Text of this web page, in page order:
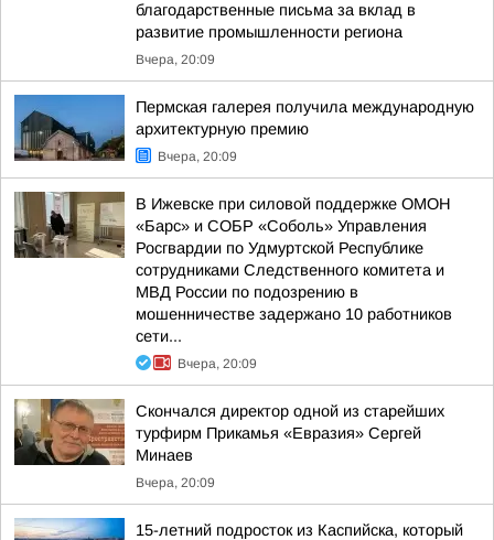
благодарственные письма за вклад в
развитие промышленности региона
Вчера, 20:09
Пермская галерея получила международную
архитектурную премию
Вчера, 20:09
В Ижевске при силовой поддержке ОМОН
«Барс» и СОБР «Соболь» Управления
Росгвардии по Удмуртской Республике
сотрудниками Следственного комитета и
МВД России по подозрению в
мошенничестве задержано 10 работников
сети...
Вчера, 20:09
Скончался директор одной из старейших
турфирм Прикамья «Евразия» Сергей
Минаев
Вчера, 20:09
15-летний подросток из Каспийска, который